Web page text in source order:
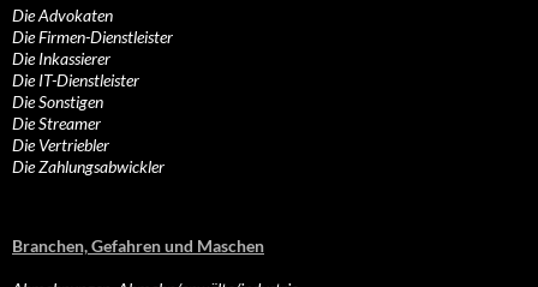
Die Advokaten
Die Firmen-Dienstleister
Die Inkassierer
Die IT-Dienstleister
Die Sonstigen
Die Streamer
Die Vertriebler
Die Zahlungsabwickler
Branchen, Gefahren und Maschen